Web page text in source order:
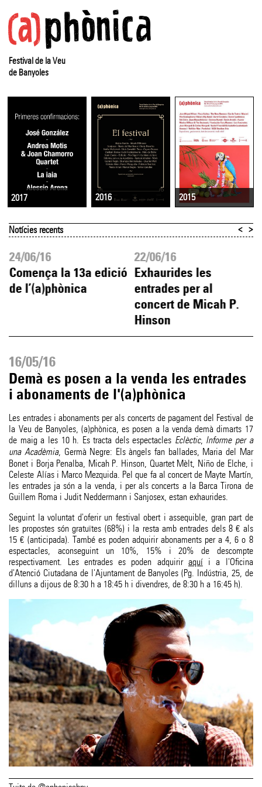
Festival de la Veu
de Banyoles
2017 2016 2015
Notícies recents
24/06/16
Comença la 13a edició
de l’(a)phònica
22/06/16
Exhaurides les
entrades per al
concert de Micah P.
Hinson
< >
16/05/16
Demà es posen a la venda les entrades
i abonaments de l'(a)phònica
Les entrades i abonaments per als concerts de pagament del Festival de
la Veu de Banyoles, (a)phònica, es posen a la venda demà dimarts 17
de maig a les 10 h. Es tracta dels espectacles Eclèctic, Informe per a
una Acadèmia, Germà Negre: Els àngels fan ballades, Maria del Mar
Bonet i Borja Penalba, Micah P. Hinson, Quartet Mèlt, Niño de Elche, i
Celeste Alías i Marco Mezquida. Pel que fa al concert de Mayte Martín,
les entrades ja són a la venda, i per als concerts a la Barca Tirona de
Guillem Roma i Judit Neddermann i Sanjosex, estan exhaurides.
Seguint la voluntat d'oferir un festival obert i assequible, gran part de
les propostes són gratuïtes (68%) i la resta amb entrades dels 8 € als
15 € (anticipada). També es poden adquirir abonaments per a 4, 6 o 8
espectacles, aconseguint un 10%, 15% i 20% de descompte
respectivament. Les entrades es poden adquirir aquíi a l'Oficina
d'Atenció Ciutadana de l'Ajuntament de Banyoles (Pg. Indústria, 25, de
dilluns a dijous de 8:30 h a 18:45 h i divendres, de 8:30 h a 16:45 h).